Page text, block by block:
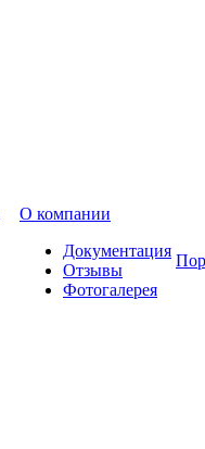
О компании
Документация
Отзывы
Фотогалерея